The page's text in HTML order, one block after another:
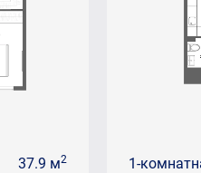
37.9 м2 1-